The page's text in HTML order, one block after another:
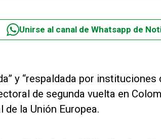
Unirse al canal de Whatsapp de
y “respaldada por
de segunda vuelta en
la Unión Europea.